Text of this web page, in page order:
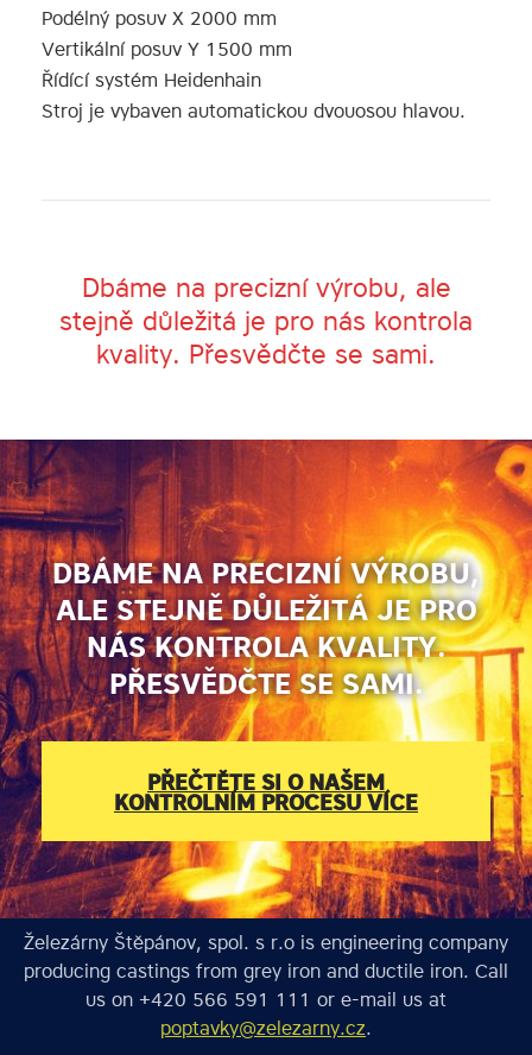
Podélný posuv X 2000 mm
Vertikální posuv Y 1500 mm
Řídící systém Heidenhain
Stroj je vybaven automatickou dvouosou hlavou.
Dbáme na precizní výrobu, ale
stejně důležitá je pro nás kontrola
kvality. Přesvědčte se sami.
DBÁME NA PRECIZNÍ VÝROBU,
ALE STEJNĚ DŮLEŽITÁ JE PRO
NÁS KONTROLA KVALITY.
PŘESVĚDČTE SE SAMI.
PŘEČTĚTE SI O NAŠEM
KONTROLNÍM PROCESU VÍCE
Železárny Štěpánov, spol. s r.o is engineering company
producing castings from grey iron and ductile iron. Call
us on +420 566 591 111 or e-mail us at
poptavky@zelezarny.cz.